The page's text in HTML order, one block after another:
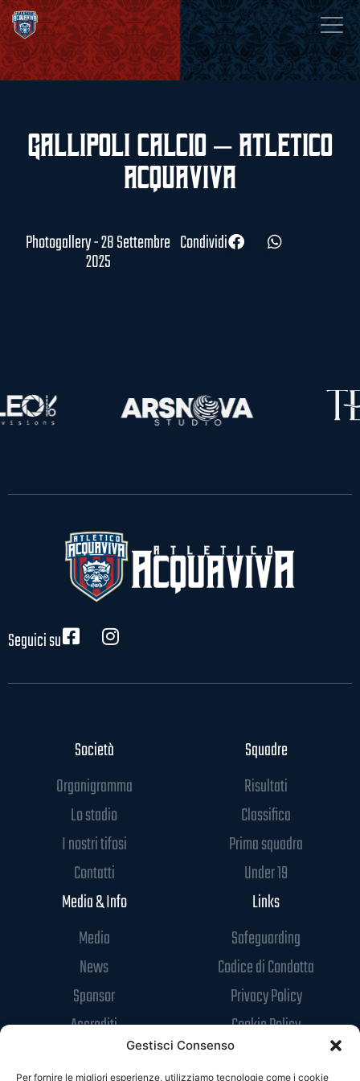
Gestisci Consenso
Per fornire le migliori esperienze, utilizziamo tecnologie come i cookie
Gallipoli Calcio – Atletico
Acquaviva
Photogallery - 28 Settembre
2025
Condividi
Seguici su
Società
Organigramma
Lo stadio
I nostri tifosi
Contatti
Squadre
Risultati
Classifica
Prima squadra
Under 19
Media & Info
Media
News
Sponsor
Accrediti
Links
Safeguarding
Codice di Condotta
Privacy Policy
Cookie Policy